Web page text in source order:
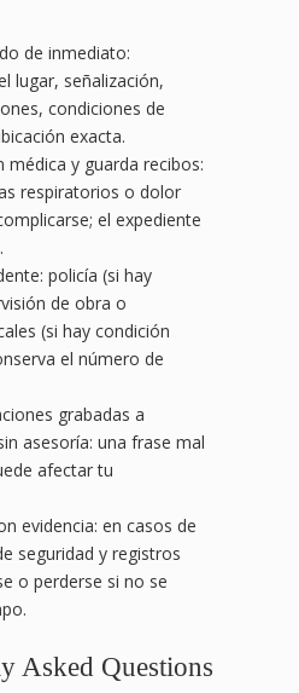
de inmediato:
lugar, señalización,
condiciones de
exacta.
médica y guarda recibos:
respiratorios o dolor
el expediente
policía (si hay
de obra o
(si hay condición
el número de
grabadas a
asesoría: una frase mal
afectar tu
evidencia: en casos de
seguridad y registros
o perderse si no se
Asked Questions